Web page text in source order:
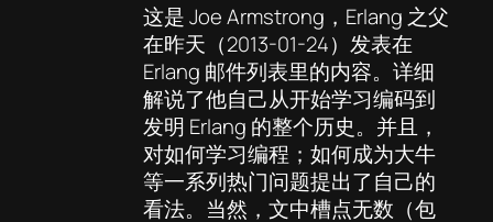
这是 Joe Armstrong，Erlang 之父
在昨天（2013-01-24）发表在
Erlang 邮件列表里的内容。详细
解说了他自己从开始学习编码到
发明 Erlang 的整个历史。并且，
对如何学习编程；如何成为大牛
等一系列热门问题提出了自己的
看法。当然，文中槽点无数（包